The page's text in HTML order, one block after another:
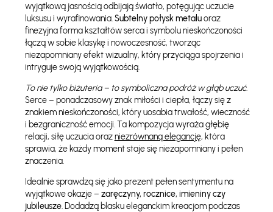
wyjątkową jasnością odbijają światło, potęgując uczucie
luksusu i wyrafinowania.Subtelny połysk metaluoraz
finezyjna forma kształtów serca i symbolu nieskończoności
łączą w sobie klasykę i nowoczesność, tworząc
niezapomniany efekt wizualny, który przyciąga spojrzenia i
intryguje swoją wyjątkowością.
To nie tylko biżuteria – to symboliczna podróż w głąb uczuć.
Serce – ponadczasowy znak miłości i ciepła, łączy się z
znakiem nieskończoności, który uosabia trwałość, wieczność
i bezgraniczność emocji. Ta kompozycja wyraża głębię
relacji, siłę uczucia orazniezrównaną elegancję, która
sprawia, że każdy moment staje się niezapomniany i pełen
znaczenia.
Idealnie sprawdzą się jako prezent pełen sentymentu na
wyjątkowe okazje – zaręczyny, rocznice, imieniny czy
jubileusze. Dodadzą blasku eleganckim kreacjom podczas